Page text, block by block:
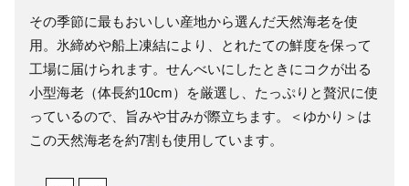
その季節に最もおいしい産地から選んだ天然海老を使
用。氷締めや船上凍結により、とれたての鮮度を保って
工場に届けられます。せんべいにしたときにコクが出る
小型海老（体長約10cm）を厳選し、たっぷりと贅沢に使
っているので、旨みや甘みが際立ちます。＜ゆかり＞は
この天然海老を約7割も使用しています。